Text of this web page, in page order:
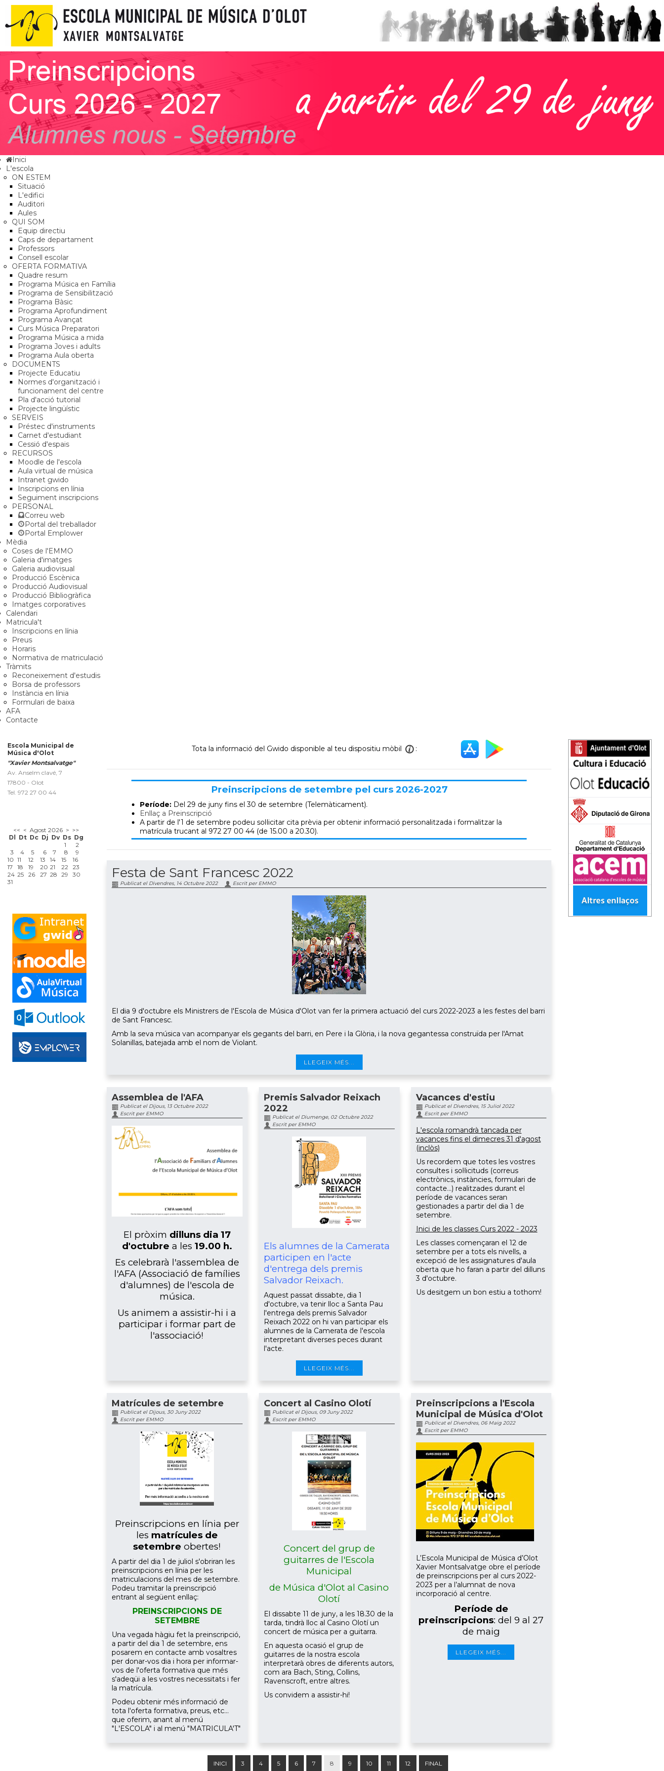
Inici
L'escola
ON ESTEM
Situació
L'edifici
Auditori
Aules
QUI SOM
Equip directiu
Caps de departament
Professors
Consell escolar
OFERTA FORMATIVA
Quadre resum
Programa Música en Família
Programa de Sensibilització
Programa Bàsic
Programa Aprofundiment
Programa Avançat
Curs Música Preparatori
Programa Música a mida
Programa Joves i adults
Programa Aula oberta
DOCUMENTS
Projecte Educatiu
Normes d'organització i
funcionament del centre
Pla d'acció tutorial
Projecte lingüístic
SERVEIS
Préstec d'instruments
Carnet d'estudiant
Cessió d'espais
RECURSOS
Moodle de l'escola
Aula virtual de música
Intranet gwido
Inscripcions en línia
Seguiment inscripcions
PERSONAL
Correu web
Portal del treballador
Portal Emplower
Mèdia
Coses de l'EMMO
Galeria d'imatges
Galeria audiovisual
Producció Escènica
Producció Audiovisual
Producció Bibliogràfica
Imatges corporatives
Calendari
Matricula't
Inscripcions en línia
Preus
Horaris
Normativa de matriculació
Tràmits
Reconeixement d'estudis
Borsa de professors
Instància en línia
Formulari de baixa
AFA
Contacte
Escola Municipal de
Música d'Olot
"Xavier Montsalvatge"
Av. Anselm clavé, 7
17800 - Olot
Tel. 972 27 00 44
<< < Agost 2026 > >>
Dl
Dt Dc Dj Dv Ds Dg
1
2
3
4 5 6 7 8
9
10 11 12 13 14 15
16
17
18 19 20 21 22 23
24 25 26 27 28 29
30
31
Tota la informació del Gwido disponible al teu dispositiu mòbil :
Preinscripcions de setembre pel curs 2026-2027
Període: Del 29 de juny fins el 30 de setembre (Telemàticament).
Enllaç a Preinscripció
A partir de l'1 de setembre podeu sol·licitar cita prèvia per obtenir informació personalitzada i formalitzar la
matrícula trucant al 972 27 00 44 (de 15.00 a 20.30).
Festa de Sant Francesc 2022
Publicat el Divendres, 14 Octubre 2022 Escrit per EMMO
El dia 9 d'octubre els Ministrers de l'Escola de Música d'Olot van fer la primera actuació del curs 2022-2023 a les festes del barri
de Sant Francesc.
Amb la seva música van acompanyar els gegants del barri, en Pere i la Glòria, i la nova gegantessa construïda per l'Amat
Solanillas, batejada amb el nom de Violant.
LLEGEIX MÉS...
Assemblea de l'AFA
Publicat el Dijous, 13 Octubre 2022
Escrit per EMMO
El pròxim dilluns dia 17
d'octubre a les 19.00 h.
Es celebrarà l'assemblea de
l'AFA (Associació de famílies
d'alumnes) de l'escola de
música.
Us animem a assistir-hi i a
participar i formar part de
l'associació!
Premis Salvador Reixach
2022
Publicat el Diumenge, 02 Octubre 2022
Escrit per EMMO
Els alumnes de la Camerata
participen en l'acte
d'entrega dels premis
Salvador Reixach.
Aquest passat dissabte, dia 1
d'octubre, va tenir lloc a Santa Pau
l'entrega dels premis Salvador
Reixach 2022 on hi van participar els
alumnes de la Camerata de l'escola
interpretant diverses peces durant
l'acte.
LLEGEIX MÉS...
Vacances d'estiu
Publicat el Divendres, 15 Juliol 2022
Escrit per EMMO
L'escola romandrà tancada per
vacances fins el dimecres 31 d'agost
(inclòs)
Us recordem que totes les vostres
consultes i sol·licituds (correus
electrònics, instàncies, formulari de
contacte...) realitzades durant el
període de vacances seran
gestionades a partir del dia 1 de
setembre.
Inici de les classes Curs 2022 - 2023
Les classes començaran el 12 de
setembre per a tots els nivells, a
excepció de les assignatures d'aula
oberta que ho faran a partir del dilluns
3 d'octubre.
Us desitgem un bon estiu a tothom!
Matrícules de setembre
Publicat el Dijous, 30 Juny 2022
Escrit per EMMO
Preinscripcions en línia per
les matrícules de
setembre obertes!
A partir del dia 1 de juliol s'obriran les
preinscripcions en línia per les
matriculacions del mes de setembre.
Podeu tramitar la preinscripció
entrant al següent enllaç:
PREINSCRIPCIONS DE
SETEMBRE
Una vegada hàgiu fet la preinscripció,
a partir del dia 1 de setembre, ens
posarem en contacte amb vosaltres
per donar-vos dia i hora per informar-
vos de l'oferta formativa que més
s'adeqüi a les vostres necessitats i fer
la matrícula.
Podeu obtenir més informació de
tota l'oferta formativa, preus, etc...
que oferim, anant al menú
"L'ESCOLA" i al menú "MATRICULA'T"
Concert al Casino Olotí
Publicat el Dijous, 09 Juny 2022
Escrit per EMMO
Concert del grup de
guitarres de l'Escola
Municipal
de Música d'Olot al Casino
Olotí
El dissabte 11 de juny, a les 18.30 de la
tarda, tindrà lloc al Casino Olotí un
concert de música per a guitarra.
En aquesta ocasió el grup de
guitarres de la nostra escola
interpretarà obres de diferents autors,
com ara Bach, Sting, Collins,
Ravenscroft, entre altres.
Us convidem a assistir-hi!
Preinscripcions a l'Escola
Municipal de Música d'Olot
Publicat el Divendres, 06 Maig 2022
Escrit per EMMO
L’Escola Municipal de Música d’Olot
Xavier Montsalvatge obre el període
de preinscripcions per al curs 2022-
2023 per a l’alumnat de nova
incorporació al centre.
Període de
preinscripcions: del 9 al 27
de maig
LLEGEIX MÉS...
INICI 3 4 5 6 7 8 9 10 11 12 FINAL